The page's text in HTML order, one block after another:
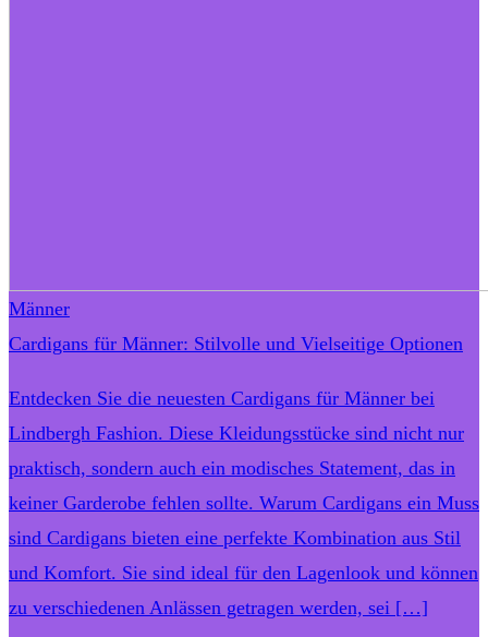
Männer
Cardigans für Männer: Stilvolle und Vielseitige Optionen
Entdecken Sie die neuesten Cardigans für Männer bei
Lindbergh Fashion. Diese Kleidungsstücke sind nicht nur
praktisch, sondern auch ein modisches Statement, das in
keiner Garderobe fehlen sollte. Warum Cardigans ein Muss
sind Cardigans bieten eine perfekte Kombination aus Stil
und Komfort. Sie sind ideal für den Lagenlook und können
zu verschiedenen Anlässen getragen werden, sei […]